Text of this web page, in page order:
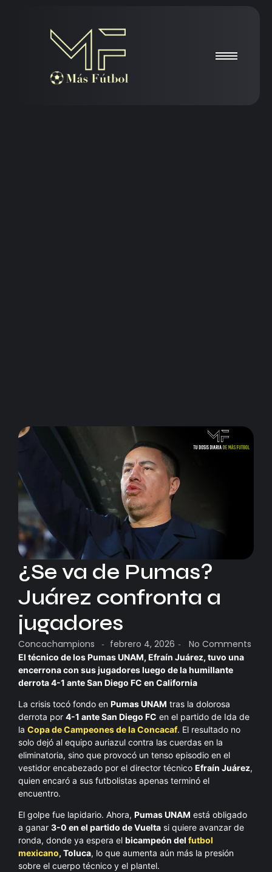
¿Se va de Pumas?
Juárez confronta a
jugadores
Concachampions - febrero 4, 2026 - No Comments
El técnico de los Pumas UNAM, Efraín Juárez, tuvo una
encerrona con sus jugadores luego de la humillante
derrota 4-1 ante San Diego FC en California
La crisis tocó fondo en Pumas UNAM tras la dolorosa
derrota por 4-1 ante San Diego FC en el partido de Ida de
la Copa de Campeones de la Concacaf. El resultado no
solo dejó al equipo auriazul contra las cuerdas en la
eliminatoria, sino que provocó un tenso episodio en el
vestidor encabezado por el director técnico Efraín Juárez,
quien encaró a sus futbolistas apenas terminó el
encuentro.
El golpe fue lapidario. Ahora, Pumas UNAM está obligado
a ganar 3-0 en el partido de Vuelta si quiere avanzar de
ronda, donde ya espera el bicampeón del futbol
mexicano, Toluca, lo que aumenta aún más la presión
sobre el cuerpo técnico y el plantel.